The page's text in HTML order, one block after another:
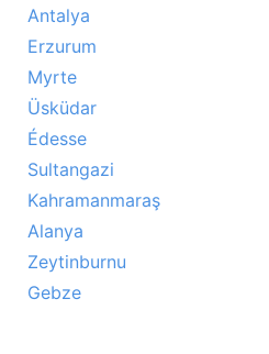
Antalya
Erzurum
Myrte
Üsküdar
Édesse
Sultangazi
Kahramanmaraş
Alanya
Zeytinburnu
Gebze